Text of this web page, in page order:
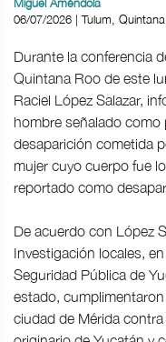
06/07/2026 | Tulum,
Durante la conferencia
Quintana Roo de este
Raciel López Salazar,
hombre señalado como
desaparición cometida
mujer cuyo cuerpo fue
reportado como
De acuerdo con López
Investigación locales,
Seguridad Pública de
estado,
ciudad de Mérida